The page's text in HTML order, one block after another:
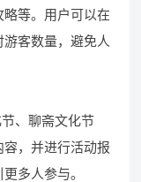
等。用户可以在
客数量，避免人
、聊斋文化节
，并进行活动报
多人参与。